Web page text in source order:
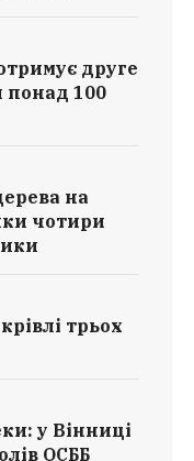
друге
понад 100
на
чотири
трьох
у Вінниці
ОСББ